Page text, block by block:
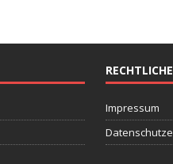
Impressum